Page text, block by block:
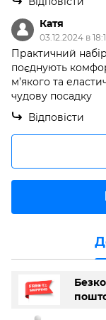
Катя
03.12.2024 в
Практичний
поєднують
м’якого та
чудову посадку
Відповісти